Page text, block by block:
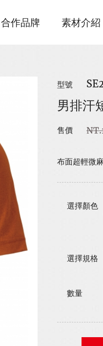
合作品牌 素材介紹
型號
男排汗
售價
布面超輕微
選擇顏色
選擇規格
數量